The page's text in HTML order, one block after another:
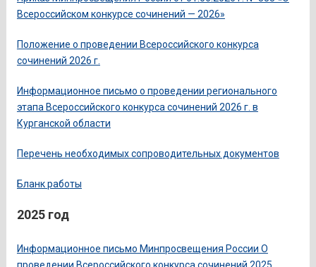
Всероссийском конкурсе сочинений — 2026»
Положение о проведении Всероссийского конкурса
сочинений 2026 г.
Информационное письмо о проведении регионального
этапа Всероссийского конкурса сочинений 2026 г. в
Курганской области
Перечень необходимых сопроводительных документов
Бланк работы
2025 год
Информационное письмо Минпросвещения России О